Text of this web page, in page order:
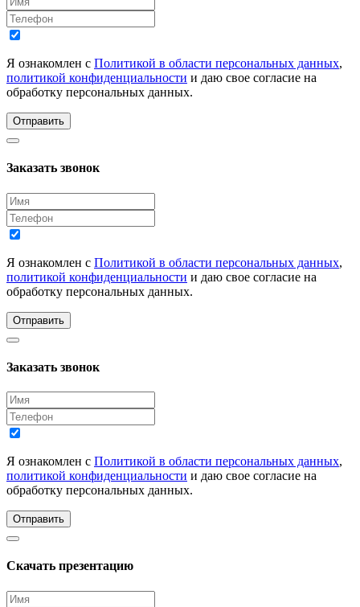
Я ознакомлен с Политикой в области персональных данных,
политикой конфиденциальности и даю свое согласие на
обработку персональных данных.
Отправить
Заказать звонок
Я ознакомлен с Политикой в области персональных данных,
политикой конфиденциальности и даю свое согласие на
обработку персональных данных.
Отправить
Заказать звонок
Я ознакомлен с Политикой в области персональных данных,
политикой конфиденциальности и даю свое согласие на
обработку персональных данных.
Отправить
Скачать презентацию